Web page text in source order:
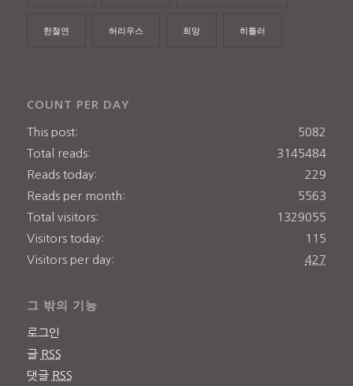
한철연 허리우스 희망 히틀러
COUNT PER DAY
5082
This post:
3145484
Total reads:
229
Reads today:
5563
Reads per month:
1329055
Total visitors:
115
Visitors today:
427
Visitors per day:
그 밖의 기능
로그인
글 RSS
댓글 RSS